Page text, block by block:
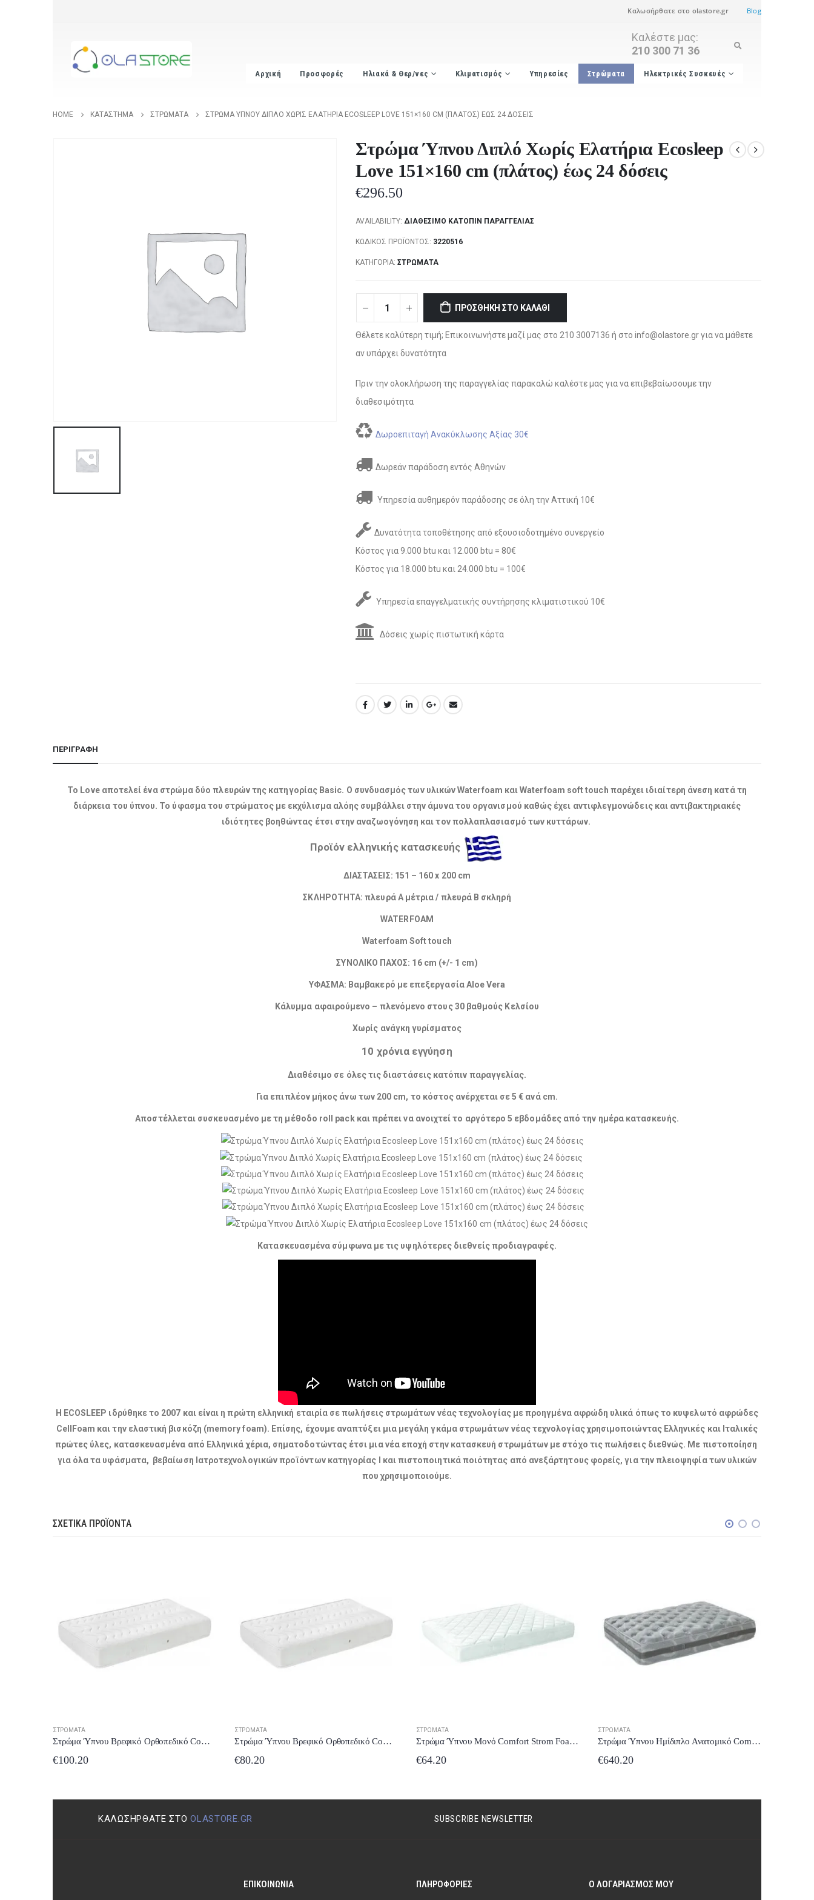
Καλωσήρθατε στο olastore.gr Blog
Καλέστε μας:
210 300 71 36
Αρχική Προσφορές Ηλιακά & Θερ/νες Κλιματισμός Υπηρεσίες Στρώματα Ηλεκτρικές Συσκευές
HOME ΚΑΤΆΣΤΗΜΑ ΣΤΡΏΜΑΤΑ ΣΤΡΏΜΑ ΎΠΝΟΥ ΔΙΠΛΌ ΧΩΡΊΣ ΕΛΑΤΉΡΙΑ ECOSLEEP LOVE 151×160 CM (ΠΛΆΤΟΣ) ΈΩΣ 24 ΔΌΣΕΙΣ
Στρώμα Ύπνου Διπλό Χωρίς Ελατήρια Ecosleep
Love 151×160 cm (πλάτος) έως 24 δόσεις
€296.50
AVAILABILITY: ΔΙΑΘΈΣΙΜΟ ΚΑΤΌΠΙΝ ΠΑΡΑΓΓΕΛΊΑΣ
ΚΩΔΙΚΌΣ ΠΡΟΪΌΝΤΟΣ: 3220516
ΚΑΤΗΓΟΡΊΑ: ΣΤΡΏΜΑΤΑ
ΠΡΟΣΘΉΚΗ ΣΤΟ ΚΑΛΆΘΙ
Θέλετε καλύτερη τιμή; Επικοινωνήστε μαζί μας στο 210 3007136 ή στο info@olastore.gr για να μάθετε
αν υπάρχει δυνατότητα
Πριν την ολοκλήρωση της παραγγελίας παρακαλώ καλέστε μας για να επιβεβαίωσουμε την
διαθεσιμότητα
Δωροεπιταγή Ανακύκλωσης Αξίας 30€
Δωρεάν παράδοση εντός Αθηνών
Υπηρεσία αυθημερόν παράδοσης σε όλη την Αττική 10€
Δυνατότητα τοποθέτησης από εξουσιοδοτημένο συνεργείο
Κόστος για 9.000 btu και 12.000 btu = 80€
Κόστος για 18.000 btu και 24.000 btu = 100€
Υπηρεσία επαγγελματικής συντήρησης κλιματιστικού 10€
Δόσεις χωρίς πιστωτική κάρτα
ΠΕΡΙΓΡΑΦΉ
Το Love αποτελεί ένα στρώμα δύο πλευρών της κατηγορίας Basic. Ο συνδυασμός των υλικών Waterfoam και Waterfoam soft touch παρέχει ιδιαίτερη άνεση κατά τη
διάρκεια του ύπνου. Το ύφασμα του στρώματος με εκχύλισμα αλόης συμβάλλει στην άμυνα του οργανισμού καθώς έχει αντιφλεγμονώδεις και αντιβακτηριακές
ιδιότητες βοηθώντας έτσι στην αναζωογόνηση και τον πολλαπλασιασμό των κυττάρων.
Προϊόν ελληνικής κατασκευής
ΔΙΑΣΤΑΣΕΙΣ: 151 – 160 x 200 cm
ΣΚΛΗΡΟΤΗΤΑ: πλευρά Α μέτρια / πλευρά Β σκληρή
WATERFOAM
Waterfoam Soft touch
ΣΥΝΟΛΙΚΟ ΠΑΧΟΣ: 16 cm (+/- 1 cm)
ΥΦΑΣΜΑ: Βαμβακερό με επεξεργασία Aloe Vera
Κάλυμμα αφαιρούμενο – πλενόμενο στους 30 βαθμούς Κελσίου
Χωρίς ανάγκη γυρίσματος
10 χρόνια εγγύηση
Διαθέσιμο σε όλες τις διαστάσεις κατόπιν παραγγελίας.
Για επιπλέον μήκος άνω των 200 cm, το κόστος ανέρχεται σε 5 € ανά cm.
Αποστέλλεται συσκευασμένο με τη μέθοδο roll pack και πρέπει να ανοιχτεί το αργότερο 5 εβδομάδες από την ημέρα κατασκευής.
Κατασκευασμένα σύμφωνα με τις υψηλότερες διεθνείς προδιαγραφές​.
Η ΕCOSLEEP ιδρύθηκε το 2007 και είναι η πρώτη ελληνική εταιρία σε πωλήσεις στρωμάτων νέας τεχνολογίας με προηγμένα αφρώδη υλικά όπως το κυψελωτό αφρώδες
CellFoam και την ελαστική βισκόζη (memory foam). Επίσης, έχουμε αναπτύξει μια μεγάλη γκάμα στρωμάτων νέας τεχνολογίας χρησιμοποιώντας Ελληνικές και Ιταλικές
πρώτες ύλες, κατασκευασμένα από Ελληνικά χέρια, σηματοδοτώντας έτσι μια νέα εποχή στην κατασκευή στρωμάτων με στόχο τις πωλήσεις διεθνώς. Με πιστοποίηση
για όλα τα υφάσματα, βεβαίωση Ιατροτεχνολογικών προϊόντων κατηγορίας I και πιστοποιητικά ποιότητας από ανεξάρτητους φορείς, για την πλειοψηφία των υλικών
που χρησιμοποιούμε.
ΣΧΕΤΙΚΆ ΠΡΟΪΌΝΤΑ
ΣΤΡΏΜΑΤΑ
Στρώμα Ύπνου Βρεφικό Ορθοπεδικό Comfort Strom Baby Latex 71×80 έως 24 δόσεις
€100.20
ΣΤΡΏΜΑΤΑ
Στρώμα Ύπνου Βρεφικό Ορθοπεδικό Comfort Strom Baby Latex 50×60 έως 24 δόσεις
€80.20
ΣΤΡΏΜΑΤΑ
Στρώμα Ύπνου Μονό Comfort Strom Foam 91-100×190/200 έως 24 δόσεις
€64.20
ΣΤΡΏΜΑΤΑ
Στρώμα Ύπνου Ημίδιπλο Ανατομικό Comfort Strom Sono 121-130×190/200 έως 24 δόσεις
€640.20
ΚΑΛΩΣΉΡΘΑΤΕ ΣΤΟOLASTORE.GR SUBSCRIBE NEWSLETTER
ΕΠΙΚΟΙΝΩΝΊΑ ΠΛΗΡΟΦΟΡΊΕΣ Ο ΛΟΓΑΡΙΑΣΜΌΣ ΜΟΥ